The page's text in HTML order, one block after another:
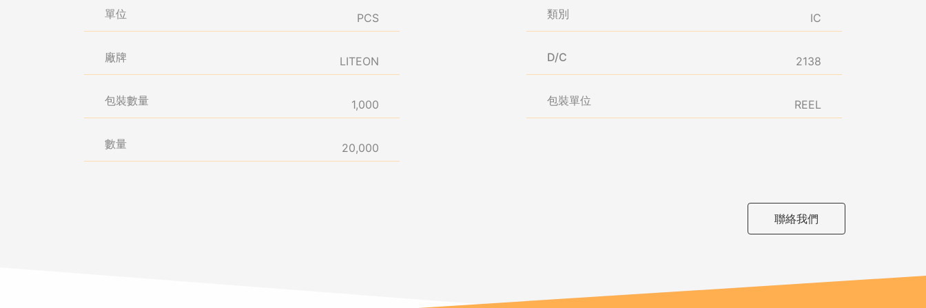
單位 PCS 類別 IC
廠牌 LITEON D/C 2138
包裝數量 1,000 包裝單位 REEL
數量 20,000
聯絡我們